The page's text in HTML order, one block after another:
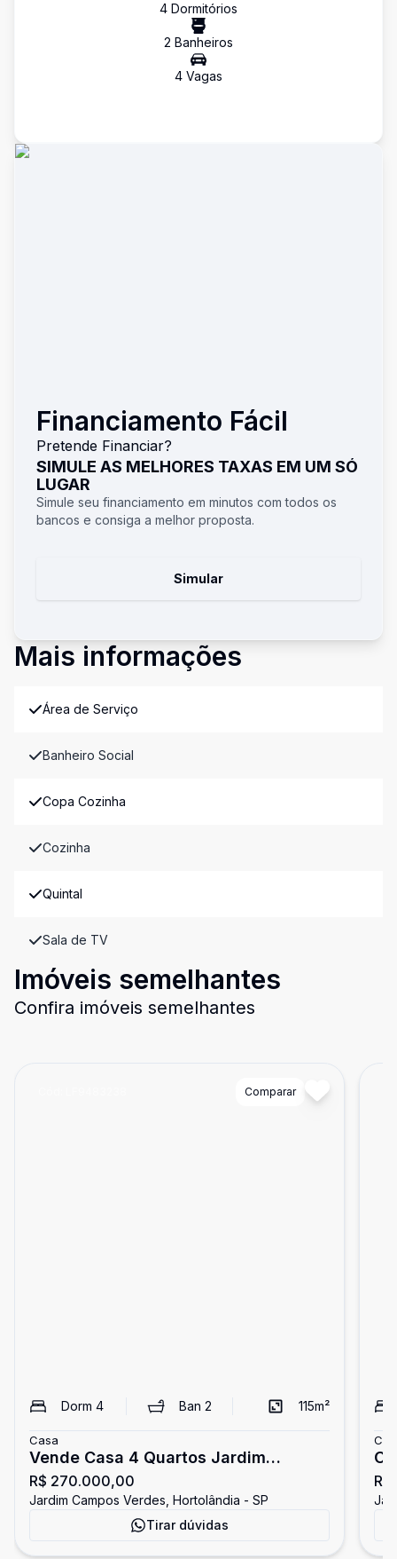
4 Dormitórios
2 Banheiros
4 Vagas
Financiamento Fácil
Pretende Financiar?
SIMULE AS MELHORES TAXAS EM UM SÓ
LUGAR
Simule seu financiamento em minutos com todos os
bancos e consiga a melhor proposta.
Simular
Mais informações
Área de Serviço
Banheiro Social
Copa Cozinha
Cozinha
Quintal
Sala de TV
Imóveis semelhantes
Confira imóveis semelhantes
Comparar
Dorm 4 Ban2 115m²
Casa
Vende Casa 4 Quartos Jardim
Campos Verdes
R$ 270.000,00
Jardim Campos Verdes, Hortolândia - SP
Tirar dúvidas